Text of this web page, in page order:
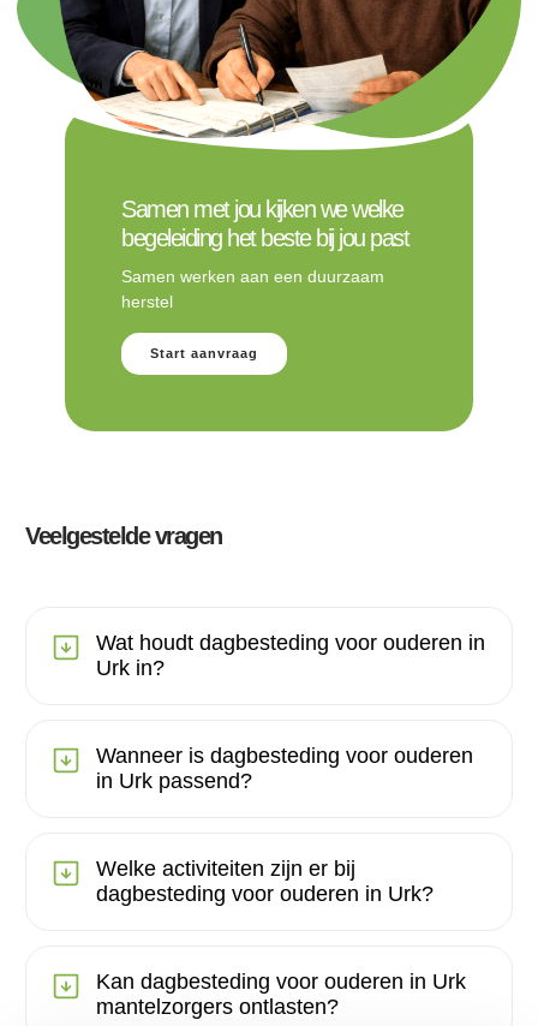
Samen met jou kijken we welke
begeleiding het beste bij jou past
Samen werken aan een duurzaam
herstel
Start aanvraag
Veelgestelde vragen
Wat houdt dagbesteding voor ouderen in
Urk in?
Wanneer is dagbesteding voor ouderen
in Urk passend?
Welke activiteiten zijn er bij
dagbesteding voor ouderen in Urk?
Kan dagbesteding voor ouderen in Urk
mantelzorgers ontlasten?